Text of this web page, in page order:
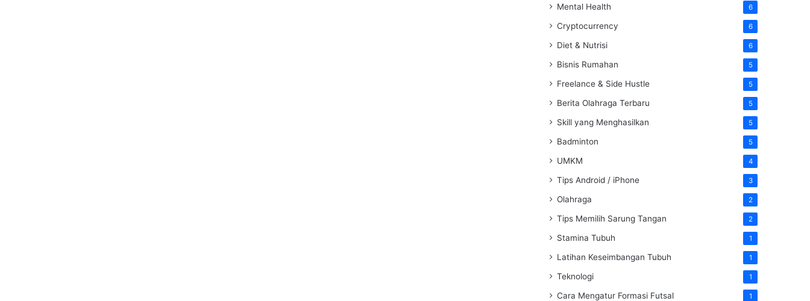
Mental Health 6
Cryptocurrency 6
Diet & Nutrisi 6
Bisnis Rumahan 5
Freelance & Side Hustle 5
Berita Olahraga Terbaru 5
Skill yang Menghasilkan 5
Badminton 5
UMKM 4
Tips Android / iPhone 3
Olahraga 2
Tips Memilih Sarung Tangan 2
Stamina Tubuh 1
Latihan Keseimbangan Tubuh 1
Teknologi 1
Cara Mengatur Formasi Futsal 1